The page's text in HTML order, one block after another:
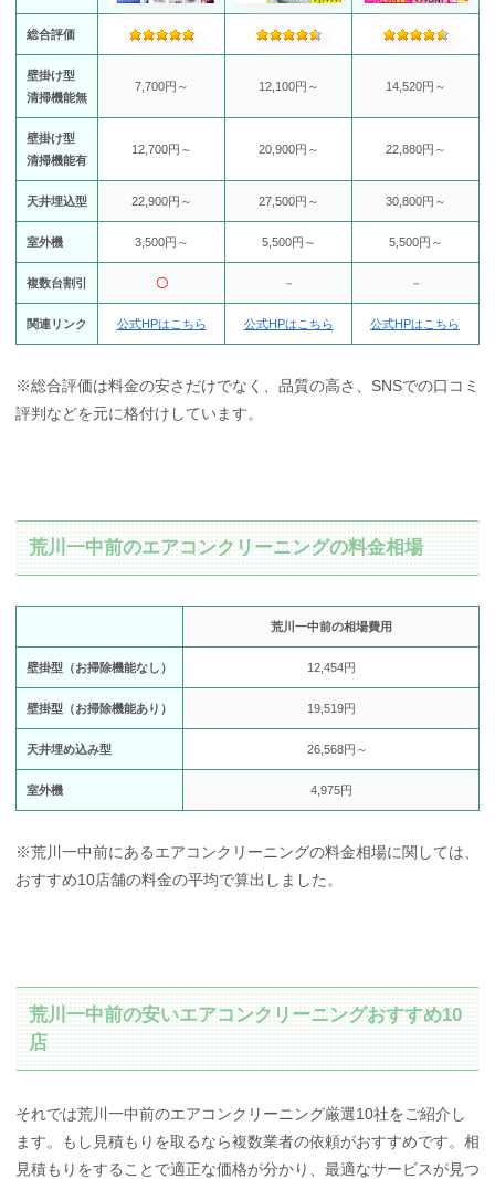
総合評価
壁掛け型
清掃機能無
7,700円～ 12,100円～ 14,520円～
壁掛け型
清掃機能有
12,700円～ 20,900円～ 22,880円～
天井埋込型 22,900円～ 27,500円～ 30,800円～
室外機 3,500円～ 5,500円～ 5,500円～
複数台割引 〇 － －
関連リンク 公式HPはこちら 公式HPはこちら 公式HPはこちら
※総合評価は料金の安さだけでなく、品質の高さ、SNSでの口コミ
評判などを元に格付けしています。
荒川一中前のエアコンクリーニングの料金相場
荒川一中前の相場費用
壁掛型（お掃除機能なし） 12,454円
壁掛型（お掃除機能あり） 19,519円
天井埋め込み型 26,568円～
室外機 4,975円
※荒川一中前にあるエアコンクリーニングの料金相場に関しては、
おすすめ10店舗の料金の平均で算出しました。
荒川一中前の安いエアコンクリーニングおすすめ10
店
それでは荒川一中前のエアコンクリーニング厳選10社をご紹介し
ます。もし見積もりを取るなら複数業者の依頼がおすすめです。相
見積もりをすることで適正な価格が分かり、最適なサービスが見つ